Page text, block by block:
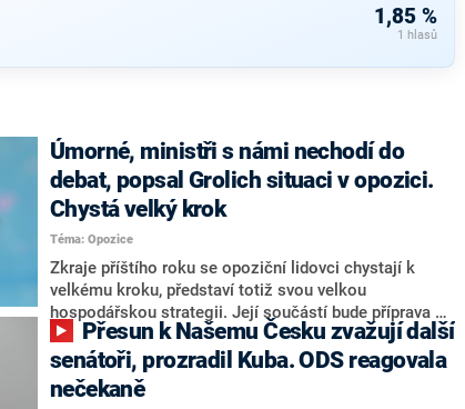
1,85 %
1 hlasů
Úmorné, ministři s námi nechodí do
debat, popsal Grolich situaci v opozici.
Chystá velký krok
Téma: Opozice
Zkraje příštího roku se opoziční lidovci chystají k
velkému kroku, představí totiž svou velkou
hospodářskou strategii. Její součástí bude příprava na
stárnutí populace, řekl ve středu na setkání s novináři
nový předseda lidovců Jan Grolich. Ten zároveň v
senátních volbách kandiduje ve Vyškově. Popsal i
aktivitu opozice, o níž vládní strany nebo političtí
senátoři, prozradil Kuba. ODS reagovala
nečekaně